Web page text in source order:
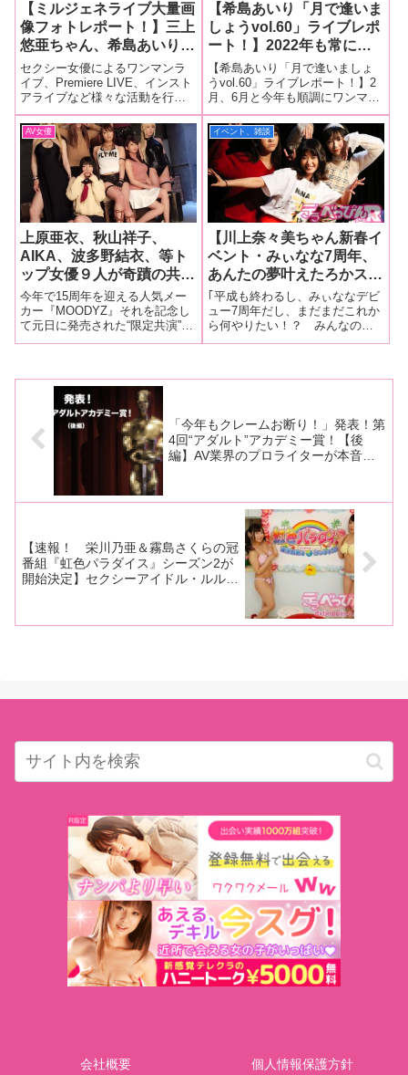
【ミルジェネライブ大量画
像フォトレポート！】三上
悠亜ちゃん、希島あいりち
ゃん、桐谷まつりちゃん、
神咲詩織ちゃんが個性溢れ
る楽曲と上質なパフォーマ
ンスで魅了！
セクシー女優によるワンマンラ
イブ、Premiere LIVE、インスト
アライブなど様々な活動を行っ
ている「Milky Pop
Generation(通称・ミルジェネ)」
が9月以来となる「MilGene
Premiere LIVE」を開催！1
【希島あいり「月で逢いま
しょうvol.60」ライブレポ
ート！】2022年も常に前
進し続けてきた希島あいり
が歌い納めライブで熱
唱！ 前向きで負けない気
持ちを届ける感動のステー
ジに！
【希島あいり「月で逢いましょ
うvol.60」ライブレポート！】2
月、6月と今年も順調にワンマン
ライブを開催し、アーティスト
としての存在感を大いに見せ付
けてきた希島あいりちゃんが、
今年ラストのワンマンライブ
「月で逢いましょうvol.60」を1
AV女優
上原亜衣、秋山祥子、
AIKA、波多野結衣、等ト
ップ女優９人が奇蹟の共
演！ ムーディーズ15周
年の本気作品！
今年で15周年を迎える人気メー
カー『MOODYZ』それを記念し
て元日に発売された“限定共演”作
品が凄いことになっている。エ
イベント、雑談
【川上奈々美ちゃん新春イ
ベント・みぃなな7周年、
あんたの夢叶えたろかスペ
シャルレポート！】川上
奈々美ちゃん、神咲詩織ち
ゃん、ろるらりちゃんが
2019年にやりたい夢を発
でイベントは大盛況！
｢平成も終わるし、みぃななデビ
ュー7周年だし、まだまだこれか
ら何やりたい！？ みんなの夢
叶えよ企画｣をテーマに川上奈々
東京・渋谷にある LOFT9
「今年もクレームお断り！」発表！第
4回“アダルト”アカデミー賞！【後
編】AV業界のプロライターが本音で
【速報！ 栄川乃亜＆霧島さくらの冠
番組『虹色パラダイス』シーズン2が
開始決定】セクシーアイドル・ルルデ
ネル＆パラダイステレビで4月から放
会社概要 個人情報保護方針